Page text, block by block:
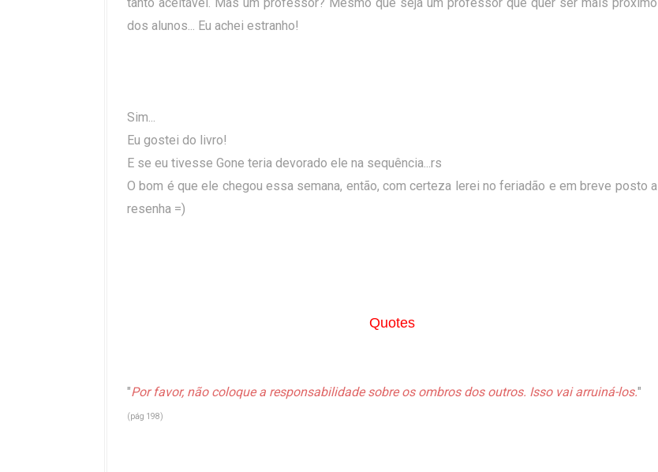
dos alunos... Eu achei estranho!
Sim...
Eu gostei do livro!
E se eu tivesse Gone teria devorado ele na sequência...rs
O bom é que ele chegou essa semana, então, com certeza lerei no feriadão e em breve posto a
resenha =)
Quotes
"Por favor, não coloque a responsabilidade sobre os ombros dos outros. Isso vai arruiná-los."
(pág 198)